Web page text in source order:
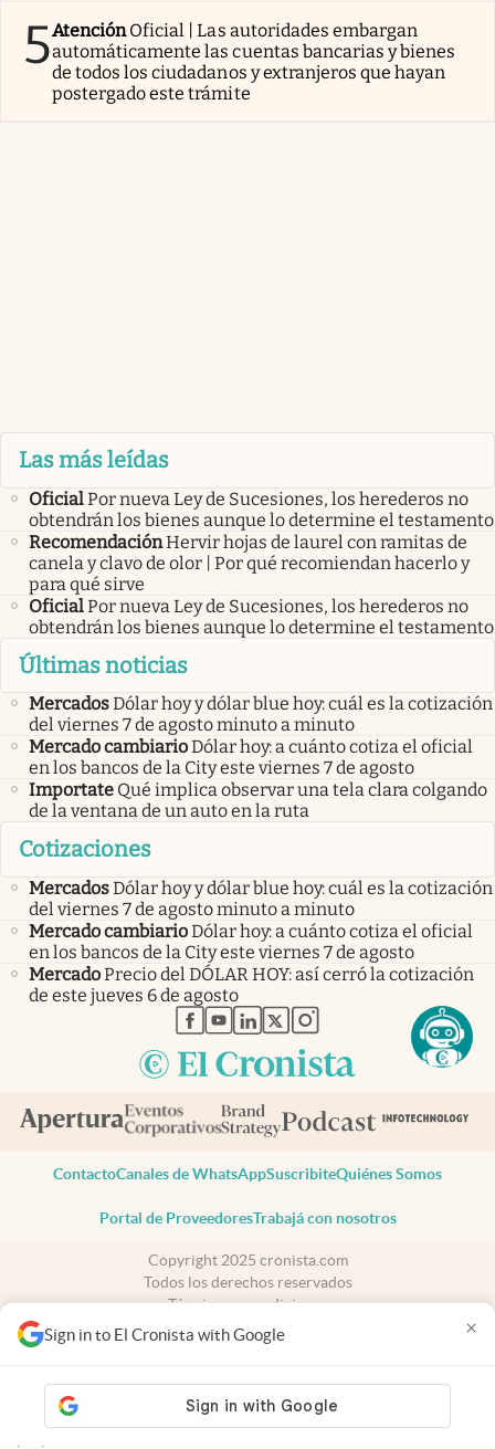
Sign in to El Cronista with Google ×
5AtenciónOficial | Las autoridades embargan
automáticamente las cuentas bancarias y bienes
de todos los ciudadanos y extranjeros que hayan
postergado este trámite
Las más leídas
OficialPor nueva Ley de Sucesiones, los herederos no
obtendrán los bienes aunque lo determine el testamento
RecomendaciónHervir hojas de laurel con ramitas de
canela y clavo de olor | Por qué recomiendan hacerlo y
para qué sirve
OficialPor nueva Ley de Sucesiones, los herederos no
obtendrán los bienes aunque lo determine el testamento
Últimas noticias
MercadosDólar hoy y dólar blue hoy: cuál es la cotización
del viernes 7 de agosto minuto a minuto
Mercado cambiarioDólar hoy: a cuánto cotiza el oficial
en los bancos de la City este viernes 7 de agosto
Importate Qué implica observar una tela clara colgando
de la ventana de un auto en la ruta
Cotizaciones
MercadosDólar hoy y dólar blue hoy: cuál es la cotización
del viernes 7 de agosto minuto a minuto
Mercado cambiarioDólar hoy: a cuánto cotiza el oficial
en los bancos de la City este viernes 7 de agosto
MercadoPrecio del DÓLAR HOY: así cerró la cotización
de este jueves 6 de agosto
abre en nueva pestaña
abre en nueva pestaña
abre en nueva pestaña
abre en nueva pestaña
abre en nueva pestaña
ContactoCanales de WhatsAppSuscribiteQuiénes Somos
Portal de ProveedoresTrabajá con nosotros
Copyright 2025 cronista.com
Todos los derechos reservados
Términos y condiciones
Privacidad
Consentimiento
cronista.com
es propiedad de El Cronista Comercial S.A Registro de